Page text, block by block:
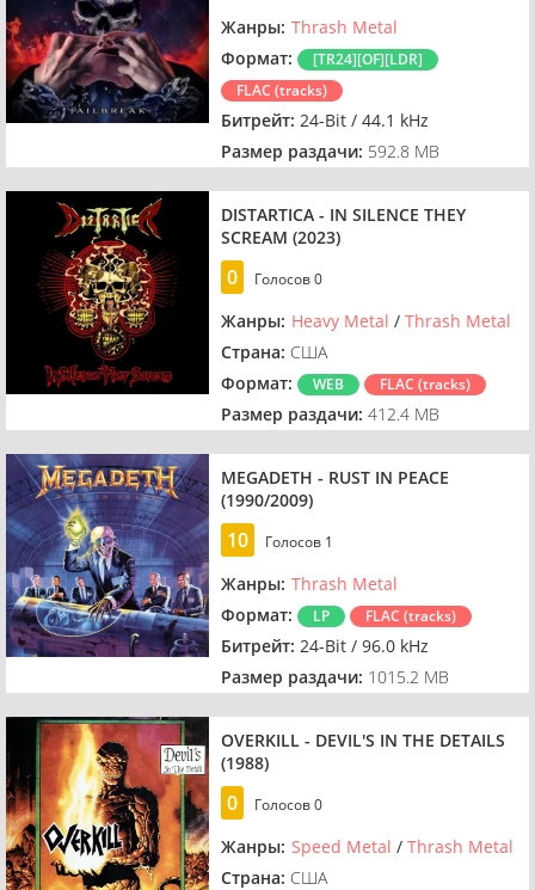
Жанры: Thrash Metal
Формат:
[TR24][OF][LDR]
FLAC (tracks)
Битрейт: 24-Bit / 44.1 kHz
Размер раздачи: 592.8 MB
DISTARTICA - IN SILENCE THEY
SCREAM (2023)
0 Голосов0
Жанры: Heavy Metal / Thrash Metal
Страна: США
Формат:
WEB FLAC (tracks)
Размер раздачи: 412.4 MB
MEGADETH - RUST IN PEACE
(1990/2009)
10 Голосов 1
Жанры: Thrash Metal
Формат:
LP FLAC (tracks)
Битрейт: 24-Bit / 96.0 kHz
Размер раздачи: 1015.2 MB
OVERKILL - DEVIL'S IN THE DETAILS
(1988)
0 Голосов0
Жанры: Speed Metal / Thrash Metal
Страна: США